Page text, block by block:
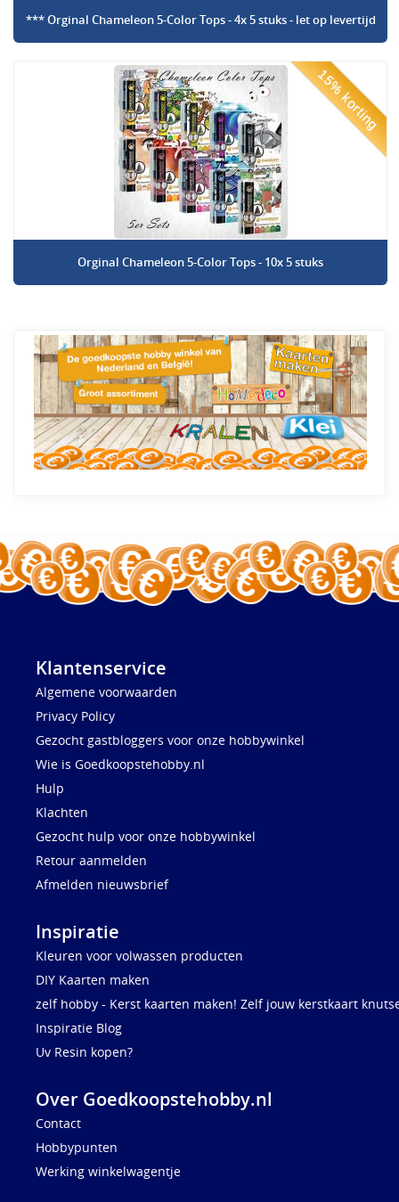
*** Orginal Chameleon 5-Color Tops - 4x 5 stuks - let op levertijd
15% korting
Orginal Chameleon 5-Color Tops - 10x 5 stuks
Klantenservice
Algemene voorwaarden
Privacy Policy
Gezocht gastbloggers voor onze hobbywinkel
Wie is Goedkoopstehobby.nl
Hulp
Klachten
Gezocht hulp voor onze hobbywinkel
Retour aanmelden
Afmelden nieuwsbrief
Inspiratie
Kleuren voor volwassen producten
DIY Kaarten maken
zelf hobby - Kerst kaarten maken! Zelf jouw kerstkaart
Inspiratie Blog
Uv Resin kopen?
Over Goedkoopstehobby.nl
Contact
Hobbypunten
Werking winkelwagentje